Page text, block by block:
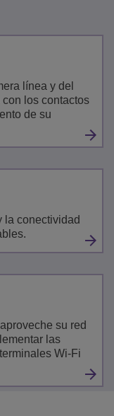
línea y del
los contactos
de su
la conectividad
su red
las
Wi-Fi